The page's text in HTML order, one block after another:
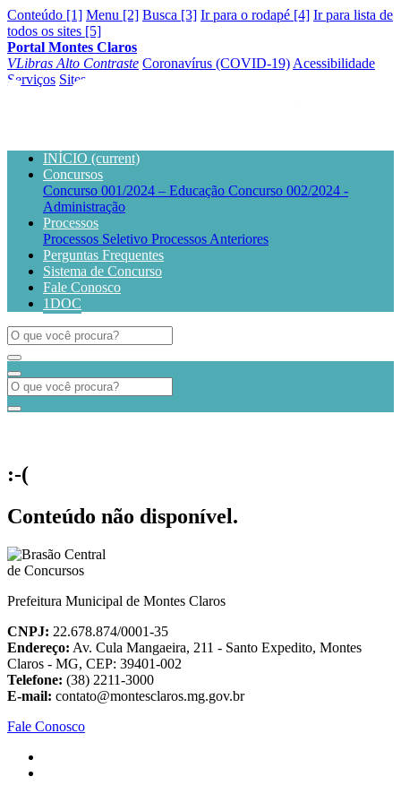
Conteúdo [1] Menu [2] Busca [3] Ir para o rodapé [4] Ir para lista de
todos os sites [5]
Portal Montes Claros
VLibras Alto Contraste Coronavírus (COVID-19) Acessibilidade
Serviços Sites
INÍCIO (current)
Concursos
Concurso 001/2024 – Educação Concurso 002/2024 -
Administração
Processos
Processos Seletivo Processos Anteriores
Perguntas Frequentes
Sistema de Concurso
Fale Conosco
1DOC
:-(
Conteúdo não disponível.
Prefeitura Municipal de Montes Claros
CNPJ: 22.678.874/0001-35
Endereço: Av. Cula Mangaeira, 211 - Santo Expedito, Montes
Claros - MG, CEP: 39401-002
Telefone: (38) 2211-3000
E-mail: contato@montesclaros.mg.gov.br
Fale Conosco